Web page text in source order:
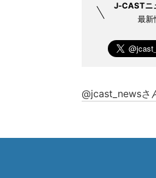
J-CASTニ
最新
@jcast_newsさ